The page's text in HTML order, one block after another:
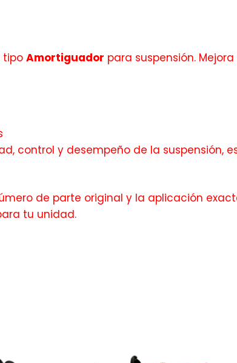
tipo Amortiguador para suspensión.
control y desempeño de la suspensión,
de parte original y la aplicación
tu unidad.